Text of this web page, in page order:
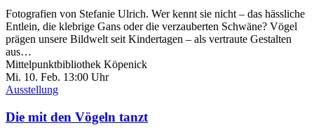
Fotografien von Stefanie Ulrich. Wer kennt sie nicht – das hässliche
Entlein, die klebrige Gans oder die verzauberten Schwäne? Vögel
prägen unsere Bildwelt seit Kindertagen – als vertraute Gestalten
aus…
Mittelpunktbibliothek Köpenick
Mi. 10. Feb. 13:00 Uhr
Ausstellung
Die mit den Vögeln tanzt